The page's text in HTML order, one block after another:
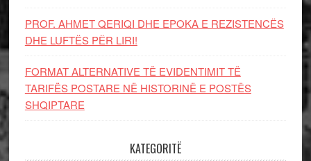
PROF. AHMET QERIQI DHE EPOKA E REZISTENCЁS
DHE LUFTЁS PЁR LIRI!
FORMAT ALTERNATIVE TË EVIDENTIMIT TË
TARIFËS POSTARE NË HISTORINË E POSTËS
SHQIPTARE
KATEGORITË